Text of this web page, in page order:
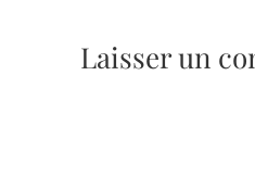
Laisser un